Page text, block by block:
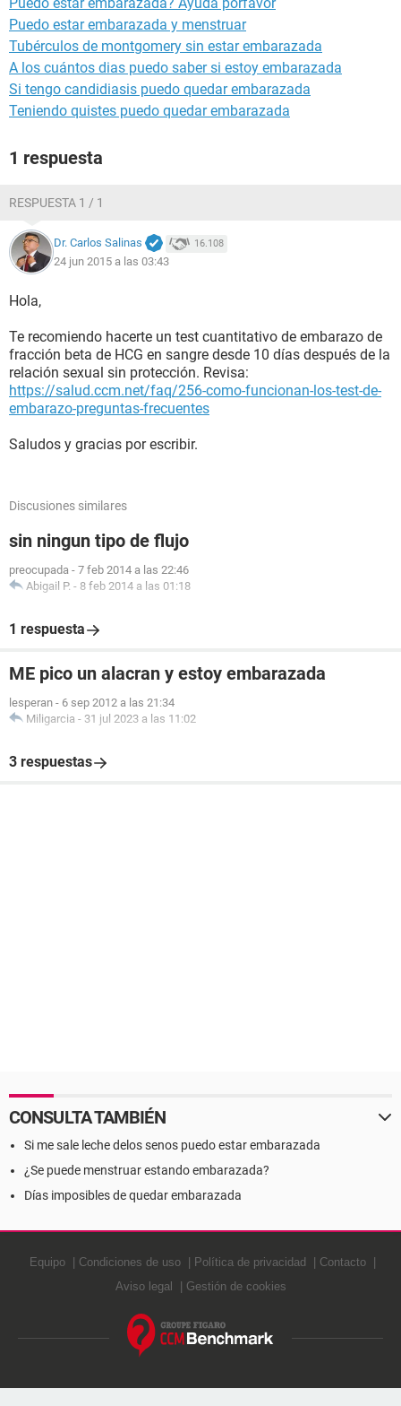
Puedo estar embarazada y menstruar
Tubérculos de montgomery sin estar embarazada
A los cuántos dias puedo saber si estoy embarazada
Si tengo candidiasis puedo quedar embarazada
Teniendo quistes puedo quedar embarazada
1 respuesta
RESPUESTA 1 / 1
Dr. Carlos Salinas 16.108
24 jun 2015 a las 03:43
Hola,
Te recomiendo hacerte un test cuantitativo de embarazo de
fracción beta de HCG en sangre desde 10 días después de la
relación sexual sin protección. Revisa:
https://salud.ccm.net/faq/256-como-funcionan-los-test-de-
embarazo-preguntas-frecuentes
Saludos y gracias por escribir.
Discusiones similares
sin ningun tipo de flujo
preocupada - 7 feb 2014 a las 22:46
Abigail P. - 8 feb 2014 a las 01:18
1 respuesta
ME pico un alacran y estoy embarazada
lesperan - 6 sep 2012 a las 21:34
Miligarcia - 31 jul 2023 a las 11:02
3 respuestas
CONSULTA TAMBIÉN
Si me sale leche delos senos puedo estar embarazada
¿Se puede menstruar estando embarazada?
Días imposibles de quedar embarazada
Equipo Condiciones de uso Política de privacidad
Contacto
Aviso legal
Gestión de cookies